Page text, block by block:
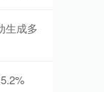
生成多